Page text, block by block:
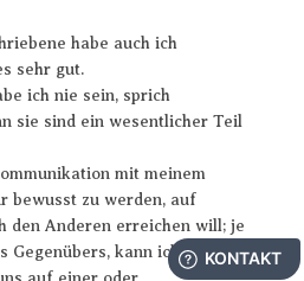
habe auch ich
sehr gut.
ich nie sein, sprich
sie sind ein wesentlicher Teil
mit meinem
bewusst zu werden, auf
den Anderen erreichen will; je
Gegenübers, kann ich